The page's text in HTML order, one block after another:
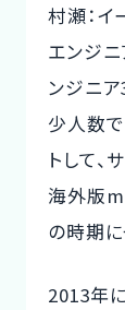
村瀬：イ
エンジ
ンジニ
少人数で
トして
海外版
の時期
2013年